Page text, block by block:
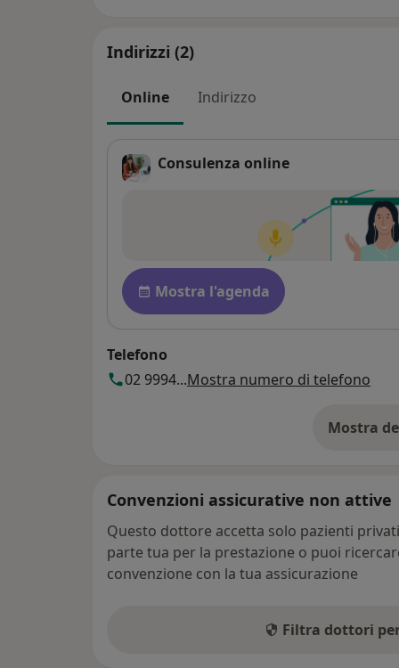
Indirizzi (2)
Online Indirizzo
Consulenza online
Disponibilità
Mostra l'agenda
Telefono
02 9994...Mostra numero di telefono
Mostra
Convenzioni assicurative non attive
Questo dottore accetta solo pazienti
parte tua per la prestazione o puoi
convenzione con la tua assicurazione
Filtra dottori